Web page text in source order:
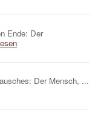
Ende: Der
Der Mensch, ...